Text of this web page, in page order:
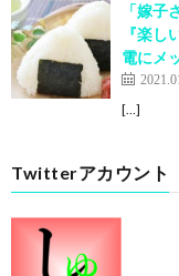
「嫁
『楽
電にメ
[…]
Twitterアカウント